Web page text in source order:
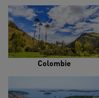
Colombie